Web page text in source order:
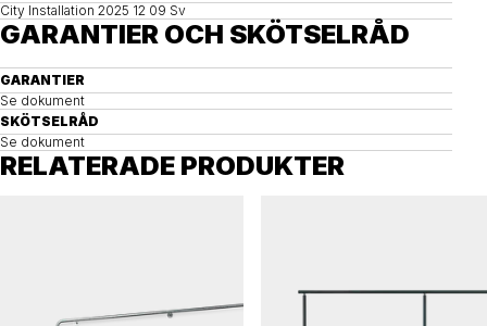
City Installation 2025 12 09 Sv
GARANTIER OCH SKÖTSELRÅD
GARANTIER
Se dokument
SKÖTSELRÅD
Se dokument
RELATERADE PRODUKTER